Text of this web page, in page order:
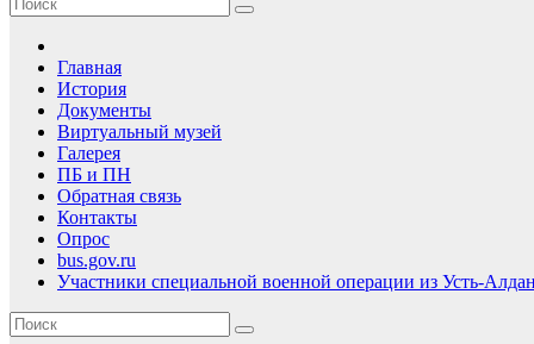
Главная
История
Документы
Виртуальный музей
Галерея
ПБ и ПН
Обратная связь
Контакты
Опрос
bus.gov.ru
Участники специальной военной операции из Усть-